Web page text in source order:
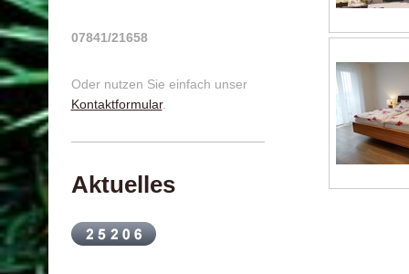
07841/21658
Oder nutzen Sie einfach unser
Kontaktformular.
Aktuelles